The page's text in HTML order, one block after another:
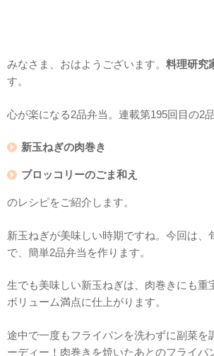
みなさま、おはようございます。 料理研究
す。
心が楽になる2品弁当。連載第195回目の2
新玉ねぎの肉巻き
ブロッコリーのごま和え
のレシピをご紹介します。
新玉ねぎが美味しい時期ですね。今回は、
で、簡単2品弁当を作ります。
生でも美味しい新玉ねぎは、肉巻きにも重
ボリューム満点に仕上がります。
途中で一度もフライパンを洗わずに副菜を
ーディー！肉巻きを焼いたあとのフライパ